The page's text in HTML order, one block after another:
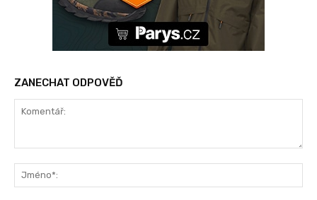
ZANECHAT ODPOVĚĎ